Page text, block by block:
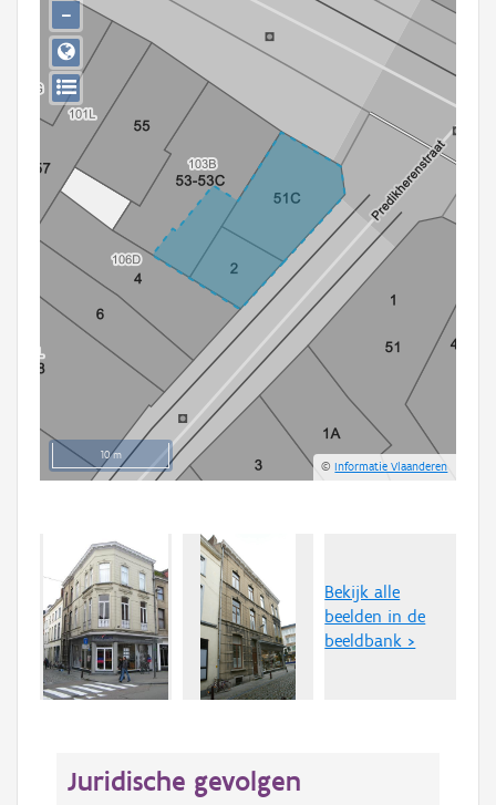
Persoon of collectief
Downloads
Hergebruik
Aanmelden
10 m
©Informatie Vlaanderen
−
Bekijk alle
beelden in de
beeldbank >
Juridische gevolgen